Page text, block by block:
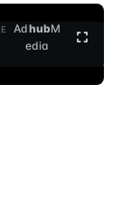
AdhubM
edia